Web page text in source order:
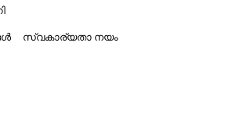
സ്വകാര്യതാ നയം